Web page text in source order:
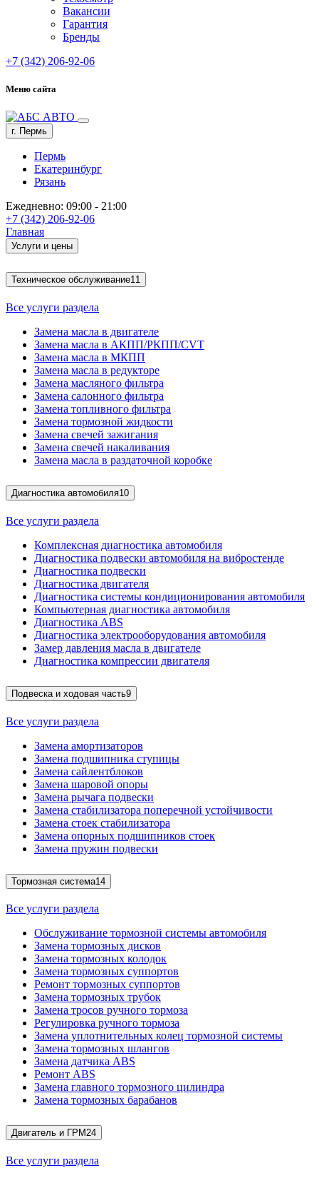
Вакансии
Гарантия
Бренды
+7 (342) 206-92-06
Меню сайта
г. Пермь
Пермь
Екатеринбург
Рязань
Ежедневно: 09:00 - 21:00
+7 (342) 206-92-06
Главная
Услуги и цены
Техническое обслуживание11
Все услуги раздела
Замена масла в двигателе
Замена масла в АКПП/РКПП/CVT
Замена масла в МКПП
Замена масла в редукторе
Замена масляного фильтра
Замена салонного фильтра
Замена топливного фильтра
Замена тормозной жидкости
Замена свечей зажигания
Замена свечей накаливания
Замена масла в раздаточной коробке
Диагностика автомобиля10
Все услуги раздела
Комплексная диагностика автомобиля
Диагностика подвески автомобиля на вибростенде
Диагностика подвески
Диагностика двигателя
Диагностика системы кондиционирования автомобиля
Компьютерная диагностика автомобиля
Диагностика ABS
Диагностика электрооборудования автомобиля
Замер давления масла в двигателе
Диагностика компрессии двигателя
Подвеска и ходовая часть9
Все услуги раздела
Замена амортизаторов
Замена подшипника ступицы
Замена сайлентблоков
Замена шаровой опоры
Замена рычага подвески
Замена стабилизатора поперечной устойчивости
Замена стоек стабилизатора
Замена опорных подшипников стоек
Замена пружин подвески
Тормозная система14
Все услуги раздела
Обслуживание тормозной системы автомобиля
Замена тормозных дисков
Замена тормозных колодок
Замена тормозных суппортов
Ремонт тормозных суппортов
Замена тормозных трубок
Замена тросов ручного тормоза
Регулировка ручного тормоза
Замена уплотнительных колец тормозной системы
Замена тормозных шлангов
Замена датчика ABS
Ремонт ABS
Замена главного тормозного цилиндра
Замена тормозных барабанов
Двигатель и ГРМ24
Все услуги раздела